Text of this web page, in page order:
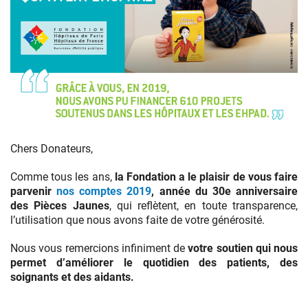
vite
comptes
2019
de
la
Chers Donateurs,
Comme tous les ans, la Fondation a le plaisir de vous faire
parvenirnos comptes 2019, année du 30e anniversaire
des Pièces Jaunes, qui reflètent, en toute transparence,
l’utilisation que nous avons faite de votre générosité.
Nous vous remercions infiniment devotre soutien qui nous
permet d’améliorer le quotidien des patients, des
soignants et des aidants.